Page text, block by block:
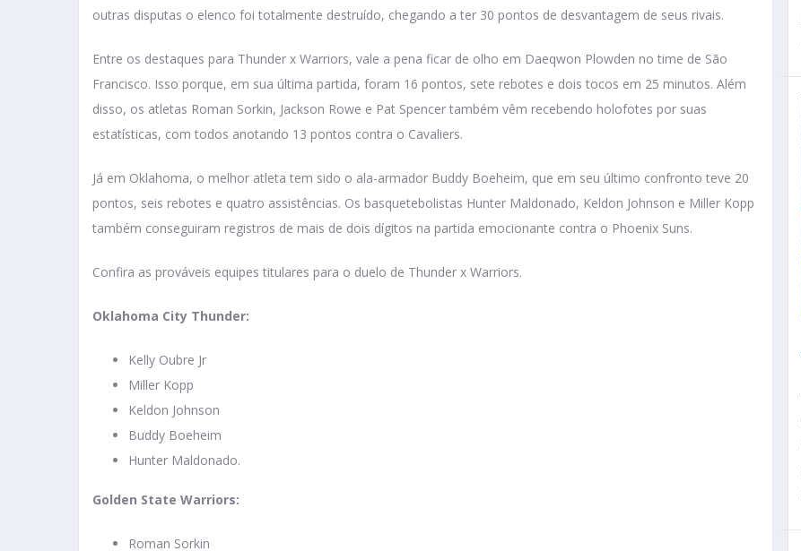
outras disputas o elenco foi totalmente destruído, chegando a ter 30 pontos de desvantagem de seus rivais.
Entre os destaques para Thunder x Warriors, vale a pena ficar de olho em Daeqwon Plowden no time de São
Francisco. Isso porque, em sua última partida, foram 16 pontos, sete rebotes e dois tocos em 25 minutos. Além
disso, os atletas Roman Sorkin, Jackson Rowe e Pat Spencer também vêm recebendo holofotes por suas
estatísticas, com todos anotando 13 pontos contra o Cavaliers.
Já em Oklahoma, o melhor atleta tem sido o ala-armador Buddy Boeheim, que em seu último confronto teve 20
pontos, seis rebotes e quatro assistências. Os basquetebolistas Hunter Maldonado, Keldon Johnson e Miller Kopp
também conseguiram registros de mais de dois dígitos na partida emocionante contra o Phoenix Suns.
Confira as prováveis equipes titulares para o duelo de Thunder x Warriors.
Oklahoma City Thunder:
Kelly Oubre Jr
Miller Kopp
Keldon Johnson
Buddy Boeheim
Hunter Maldonado.
Golden State Warriors:
Roman Sorkin